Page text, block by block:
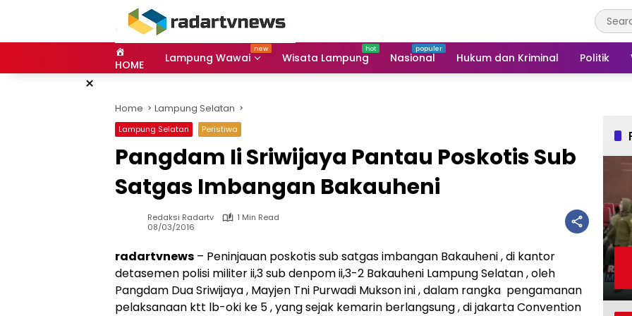
HOME Lampung Wawai Wisata Lampung Nasional Hukum dan Kriminal Politik
×
Home Lampung Selatan
Lampung Selatan Peristiwa
Pangdam Ii Sriwijaya Pantau Poskotis Sub
Satgas Imbangan Bakauheni
Redaksi Radartv
1 Min Read
08/03/2016
radartvnews – Peninjauan poskotis sub satgas imbangan Bakauheni , di kantor
detasemen polisi militer ii,3 sub denpom ii,3-2 Bakauheni Lampung Selatan , oleh
Pangdam Dua Sriwijaya , Mayjen Tni Purwadi Mukson ini , dalam rangka pengamanan
pelaksanaan ktt lb-oki ke 5 , yang sejak kemarin berlangsung , di jakarta Convention